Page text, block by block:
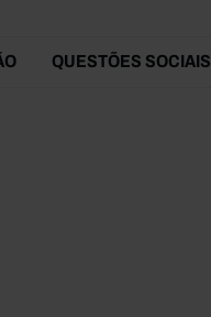
QUESTÕES SOCIAIS